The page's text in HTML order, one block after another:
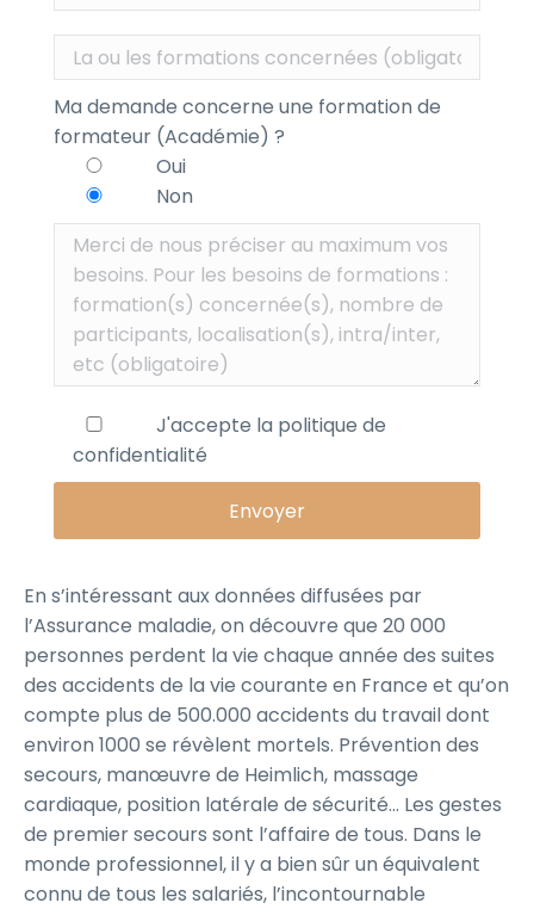
Ma demande concerne une formation de
formateur (Académie) ?
Oui
Non
J'accepte la politique de
confidentialité
En s’intéressant aux données diffusées par
l’Assurance maladie, on découvre que 20 000
personnes perdent la vie chaque année des suites
des accidents de la vie courante en France et qu’on
compte plus de 500.000 accidents du travail dont
environ 1000 se révèlent mortels. Prévention des
secours, manœuvre de Heimlich, massage
cardiaque, position latérale de sécurité… Les gestes
de premier secours sont l’affaire de tous. Dans le
monde professionnel, il y a bien sûr un équivalent
connu de tous les salariés, l’incontournable